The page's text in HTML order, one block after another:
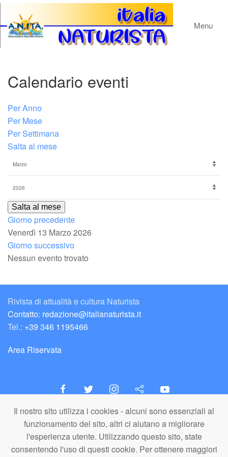
Il nostro sito utilizza i cookies - alcuni sono essenziali al
funzionamento del sito, altri ci aiutano a migliorare
l'esperienza utente. Utilizzando questo sito, state
consentendo l'uso di questi cookie. Per ottenere maggiori
Menu
Calendario eventi
Per Anno
Per Mese
Per Settimana
Salta al mese
Salta al mese
Giorno precedente
Venerdì 13 Marzo 2026
Giorno successivo
Nessun evento trovato
Rivista di attualità e cultura Naturista
Contatto: redazione@italianaturista.it
Tel.: +39 346 1195466
Area Riservata
italiaNATURISTA
Editore e Redazione
A.N.ITA. Associazione Naturista Italiana (APS)
C.F. 80203710159